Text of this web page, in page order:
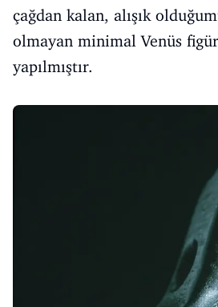
çağdan kalan, alışık
olmayan minimal Venüs
yapılmıştır.